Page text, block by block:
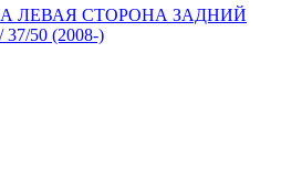
ЛЕВАЯ СТОРОНА ЗАДНИЙ
37/50 (2008-)